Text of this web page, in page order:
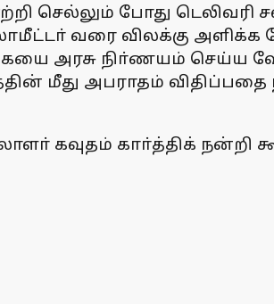
போது டெலிவரி
வரை விலக்கு அளிக்க
அரசு நிா்ணயம் செய்ய
மீது அபராதம்
கவுதம் காா்த்திக் நன்றி